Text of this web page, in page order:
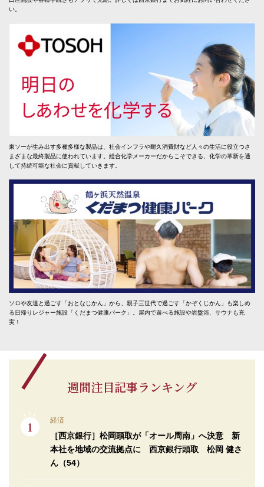
い。
東ソーが生み出す多種多様な製品は、社会インフラや耐久消費財など人々の生活に役立つさ
まざまな最終製品に使われています。総合化学メーカーだからこそできる、化学の革新を通
して持続可能な社会に貢献していきます。
ソロや友達と過ごす「おとなじかん」から、親子三世代で過ごす「かぞくじかん」も楽しめ
る日帰りレジャー施設「くだまつ健康パーク」。屋内で遊べる施設や岩盤浴、サウナも充
実！
週間注目記事ランキング
経済
［西京銀行］松岡頭取が「オール周南」へ決意 新
本社を地域の交流拠点に 西京銀行頭取 松岡 健さ
ん（54）